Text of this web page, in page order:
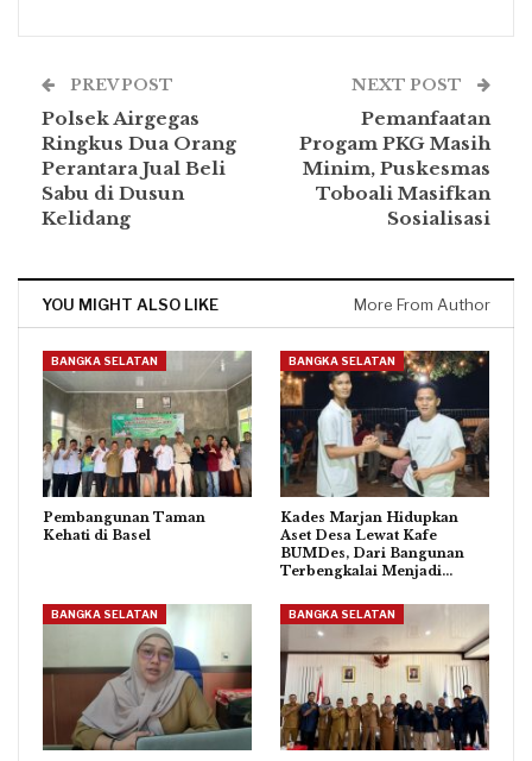
PREV POST
Polsek Airgegas
Ringkus Dua Orang
Perantara Jual Beli
Sabu di Dusun
Kelidang
NEXT POST
Pemanfaatan
Progam PKG Masih
Minim, Puskesmas
Toboali Masifkan
Sosialisasi
YOU MIGHT ALSO LIKE More From Author
BANGKA SELATAN
Pembangunan Taman
Kehati di Basel
BANGKA SELATAN
Kades Marjan Hidupkan
Aset Desa Lewat Kafe
BUMDes, Dari Bangunan
Terbengkalai Menjadi…
BANGKA SELATAN BANGKA SELATAN